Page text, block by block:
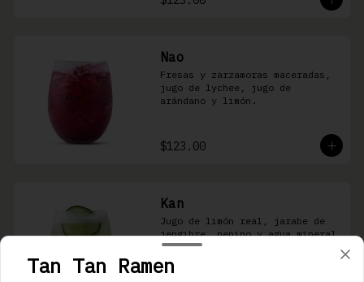
Nao
Fresas y zarzamoras maceradas,
jugo de lychee, jugo de
arándano y limón.
$123.00
Kan
Jugo de limón real, jarabe de
jengibre, pepino y agua mineral
(300ml)
Tan Tan Ramen